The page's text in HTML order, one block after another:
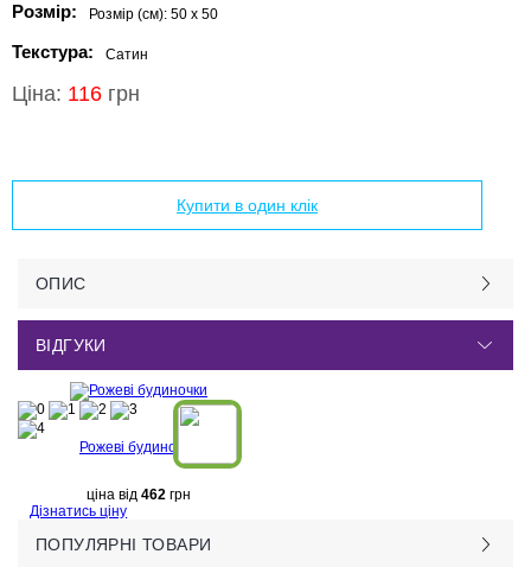
Розмір: Розмір (см): 50 x 50
Текстура: Сатин
Ціна: 116 грн
Купити в один клік
ОПИС
ВІДГУКИ
Рожеві будиночки
ціна від 462 грн
Дізнатись ціну
ПОПУЛЯРНІ ТОВАРИ